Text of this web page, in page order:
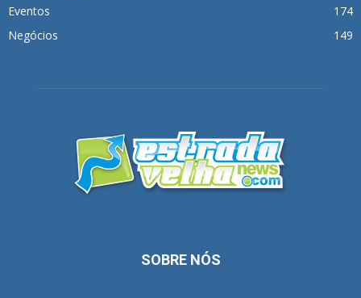
Eventos
174
Negócios
149
SOBRE NÓS